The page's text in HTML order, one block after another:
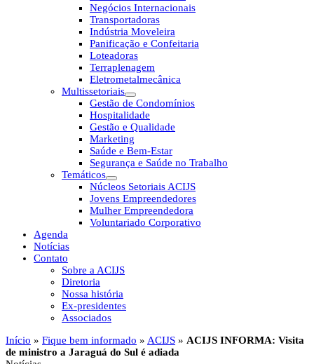
Negócios Internacionais
Transportadoras
Indústria Moveleira
Panificação e Confeitaria
Loteadoras
Terraplenagem
Eletrometalmecânica
Multissetoriais
Gestão de Condomínios
Hospitalidade
Gestão e Qualidade
Marketing
Saúde e Bem-Estar
Segurança e Saúde no Trabalho
Temáticos
Núcleos Setoriais ACIJS
Jovens Empreendedores
Mulher Empreendedora
Voluntariado Corporativo
Agenda
Notícias
Contato
Sobre a ACIJS
Diretoria
Nossa história
Ex-presidentes
Associados
Início » Fique bem informado » ACIJS » ACIJS INFORMA: Visita
de ministro a Jaraguá do Sul é adiada